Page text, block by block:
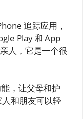
追踪应用，
Play 和 App
人，它是一个很
，让父母和护
和朋友可以轻